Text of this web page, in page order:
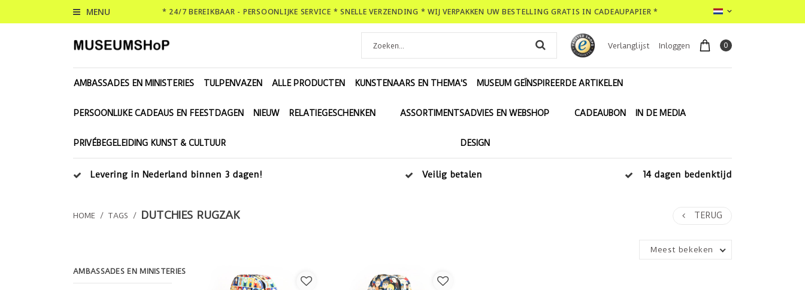
MENU * 24/7 BEREIKBAAR - PERSOONLIJKE SERVICE * SNELLE VERZENDING * WIJ VERPAKKEN UW BESTELLING GRATIS IN CADEAUPAPIER *
Verlanglijst Inloggen 0
AMBASSADES EN MINISTERIES TULPENVAZEN ALLE PRODUCTEN KUNSTENAARS EN THEMA'S MUSEUM GEÏNSPIREERDE ARTIKELEN
PERSOONLIJKE CADEAUS EN FEESTDAGEN NIEUW RELATIEGESCHENKEN ASSORTIMENTSADVIES EN WEBSHOP
DESIGN
CADEAUBON IN DE MEDIA
PRIVÉBEGELEIDING KUNST & CULTUUR
Levering in Nederland binnen 3 dagen! Veilig betalen 14 dagen bedenktijd
HOME / TAGS / DUTCHIES RUGZAK TERUG
Meest bekeken
AMBASSADES EN MINISTERIES